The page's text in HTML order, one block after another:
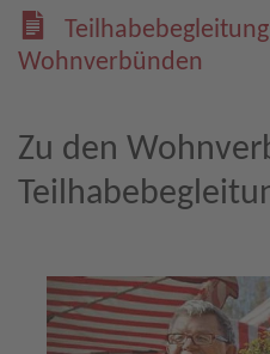
Wohnverbünden
Zu den